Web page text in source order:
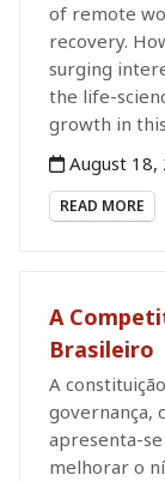
of remote
recovery.
surging
the life-
growth in
August 18,
READ MORE
A
Brasileiro
A
governança,
apresenta-
melhorar o